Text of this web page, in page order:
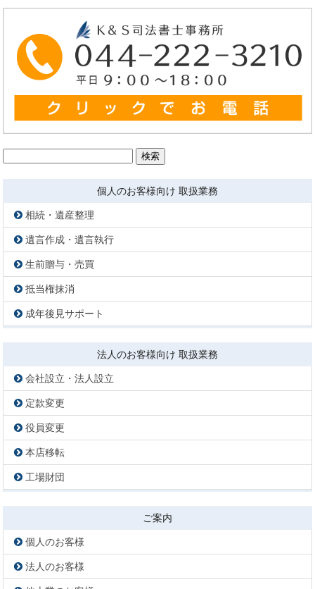
検
索:
個人のお客様向け 取扱業務
相続・遺産整理
遺言作成・遺言執行
生前贈与・売買
抵当権抹消
成年後見サポート
法人のお客様向け 取扱業務
会社設立・法人設立
定款変更
役員変更
本店移転
工場財団
ご案内
個人のお客様
法人のお客様